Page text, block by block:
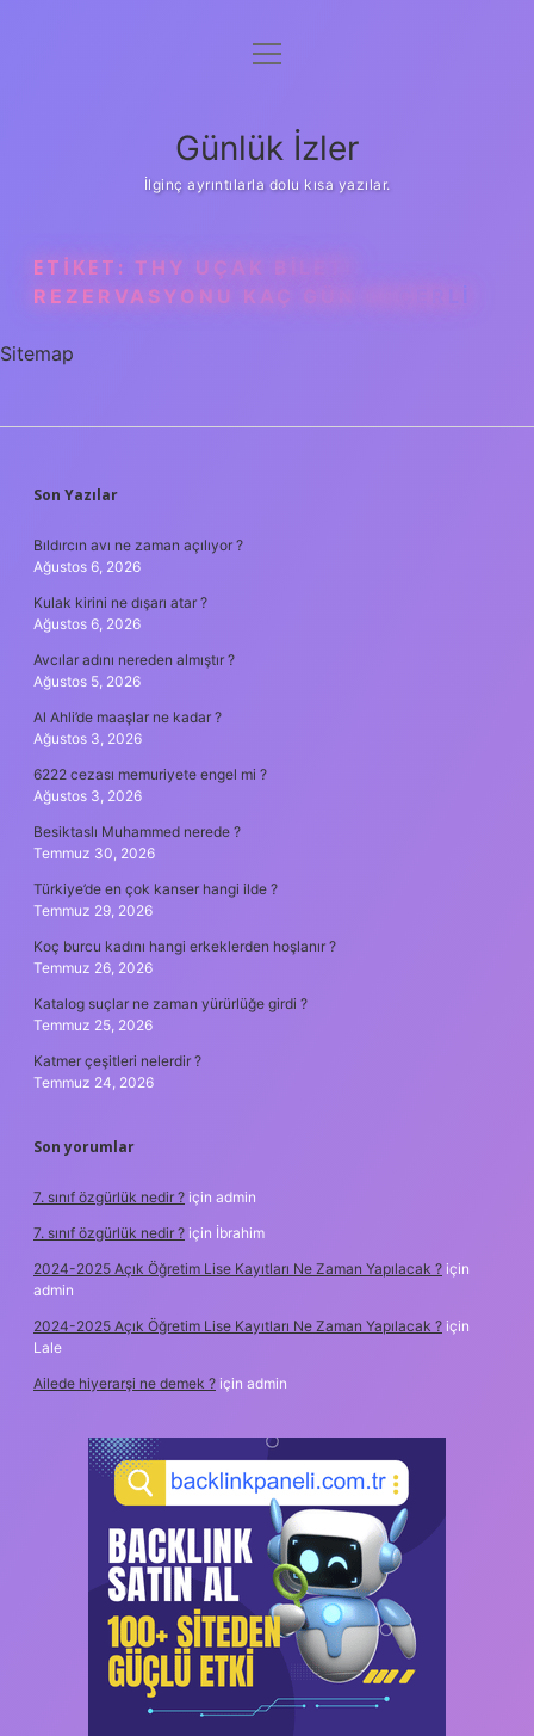
Anasayfa
Yasal Uyarı
menüyü
Günlük İzler
İlginç ayrıntılarla dolu kısa yazılar.
ETIKET: THY UÇAK BILETI
REZERVASYONU KAÇ GÜN GEÇERLI
Sitemap
SIDEBAR
Son Yazılar
Bıldırcın avı ne zaman açılıyor ?
Ağustos 6, 2026
Kulak kirini ne dışarı atar ?
Ağustos 6, 2026
Avcılar adını nereden almıştır ?
Ağustos 5, 2026
Al Ahli’de maaşlar ne kadar ?
Ağustos 3, 2026
6222 cezası memuriyete engel mi ?
Ağustos 3, 2026
Besiktaslı Muhammed nerede ?
Temmuz 30, 2026
Türkiye’de en çok kanser hangi ilde ?
Temmuz 29, 2026
Koç burcu kadını hangi erkeklerden hoşlanır ?
Temmuz 26, 2026
Katalog suçlar ne zaman yürürlüğe girdi ?
Temmuz 25, 2026
Katmer çeşitleri nelerdir ?
Temmuz 24, 2026
Son yorumlar
7. sınıf özgürlük nedir ? için admin
7. sınıf özgürlük nedir ? için İbrahim
2024-2025 Açık Öğretim Lise Kayıtları Ne Zaman Yapılacak ? için
admin
2024-2025 Açık Öğretim Lise Kayıtları Ne Zaman Yapılacak ? için
Lale
Ailede hiyerarşi ne demek ? için admin